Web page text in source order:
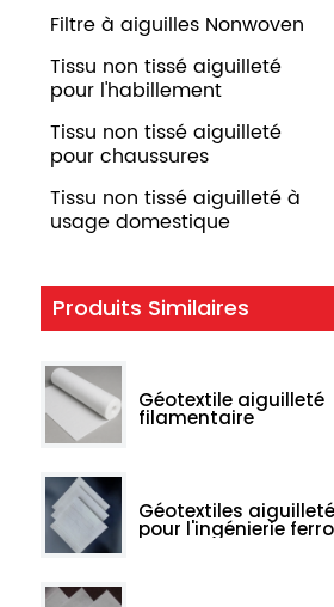
Filtre à aiguilles Nonwoven
Tissu non tissé aiguilleté
pour l'habillement
Tissu non tissé aiguilleté
pour chaussures
Tissu non tissé aiguilleté à
usage domestique
Produits Similaires
Géotextile aiguilleté
filamentaire
Géotextiles
pour l'ingénierie